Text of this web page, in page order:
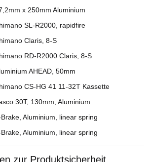
x 250mm Aluminium
SL-R2000, rapidfire
Claris, 8-S
RD-R2000 Claris, 8-S
AHEAD, 50mm
CS-HG 41 11-32T Kassette
30T, 130mm, Aluminium
Brake, Aluminium, linear spring
Brake, Aluminium, linear spring
zur Produktsicherheit